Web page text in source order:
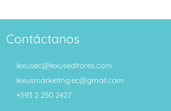
Contáctanos
lexusec@lexuseditores.com
lexusmarketing.ec@gmail.com
+593 2 250 2427